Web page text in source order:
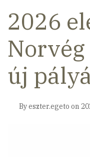
2026
új
Byeszter.egeto on